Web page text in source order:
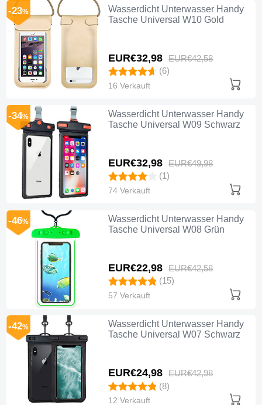
Wasserdicht Unterwasser Handy
Tasche Universal W10 Gold
EUR€32,98 EUR€42,58
-23%
(6)
16 Verkauft
Wasserdicht Unterwasser Handy
Tasche Universal W09 Schwarz
EUR€32,98 EUR€49,98
-34%
(1)
74 Verkauft
Wasserdicht Unterwasser Handy
Tasche Universal W08 Grün
EUR€22,98 EUR€42,58
-46%
(15)
57 Verkauft
Wasserdicht Unterwasser Handy
Tasche Universal W07 Schwarz
EUR€24,98 EUR€42,98
-42%
(8)
12 Verkauft